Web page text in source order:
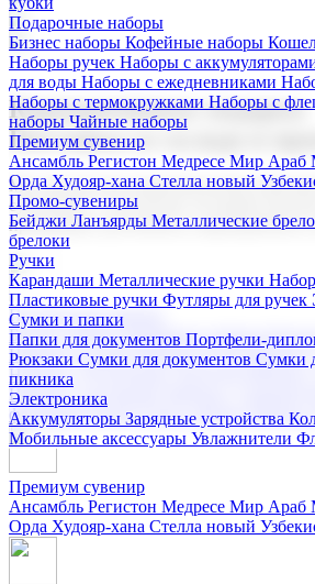
Подарочные наборы
Бизнес наборы Кофейные наборы
Наборы ручек Наборы с
для воды Наборы с ежедневниками
Наборы с термокружками Наборы с
наборы Чайные наборы
Премиум сувенир
Ансамбль Регистон Медресе Мир Араб
Орда Худояр-хана Стелла новый
Промо-сувениры
Бейджи Ланъярды Металлические
брелоки
Ручки
Карандаши Металлические ручки
Пластиковые ручки Футляры для ручек
Сумки и папки
Папки для документов Портфели-
Рюкзаки Сумки для документов Сумки
пикника
Электроника
Аккумуляторы Зарядные устройства
Мобильные аксессуары Увлажнители
Корпоративные подарки
Поставка со склада и
Мы предлагаем широкий выбор
сувениров с логотипом. В нашем
продукцию для бизнеса, мероприятия и
Подарочные наборы
Бизнес наборыКофейные наборы
Наборы из кожиНаборы ручекНаборы
Наборы с бутылками для воды
Наборы
Наборы с кружками
флешкамиНовогодние наборыЧайные
Премиум сувенир
Ансамбль Регистон Медресе Мир Араб
Орда Худояр-хана Стелла новый